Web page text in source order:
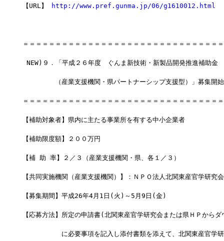
【URL】 http://www.pref.gunma.jp/06/g1610012.html
＝＝＝＝＝＝＝＝＝＝＝＝＝＝＝＝＝＝＝＝＝＝＝＝＝＝＝＝＝＝
NEW)９．「平成２６年度　ぐんま新技術・新製品開発推進補助金
（産業支援機関・県パートナーシップ支援型）」募集開始
＝＝＝＝＝＝＝＝＝＝＝＝＝＝＝＝＝＝＝＝＝＝＝＝＝＝＝＝＝＝
【補助対象者】県内に主たる事業所を有する中小企業者
【補助限度額】２００万円
【補 助 率】２／３（産業支援機関・県、各１／３）
【共同実施機関（産業支援機関）】：ＮＰＯ法人北関東産官学研究会
【募集期間】平成26年4月1日(火)～5月9日(金)
【応募方法】所定の申請書(北関東産官学研究会または県ＨＰから
に必要事項を記入し添付書類を添えて、北関東産官学研